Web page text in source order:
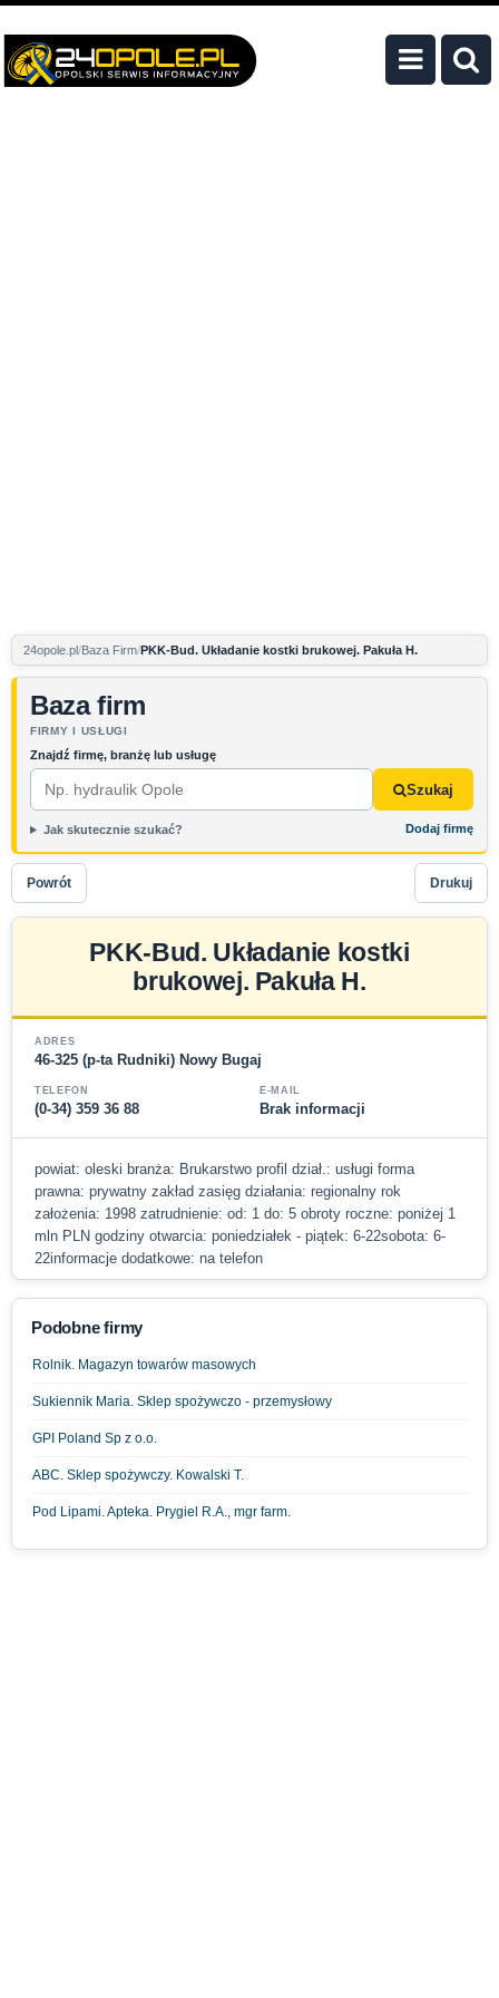
24opole.pl Baza Firm PKK-Bud. Układanie kostki brukowej. Pakuła H.
Baza firm
FIRMY I USŁUGI
Znajdź firmę, branżę lub usługę
Szukaj
Jak skutecznie szukać? Dodaj firmę
Powrót Drukuj
PKK-Bud. Układanie kostki
brukowej. Pakuła H.
ADRES
46-325 (p-ta Rudniki) Nowy Bugaj
TELEFON
(0-34) 359 36 88
E-MAIL
Brak informacji
powiat: oleski branża: Brukarstwo profil dział.: usługi forma
prawna: prywatny zakład zasięg działania: regionalny rok
założenia: 1998 zatrudnienie: od: 1 do: 5 obroty roczne: poniżej 1
mln PLN godziny otwarcia: poniedziałek - piątek: 6-22sobota: 6-
22informacje dodatkowe: na telefon
Podobne firmy
Rolnik. Magazyn towarów masowych
Sukiennik Maria. Sklep spożywczo - przemysłowy
GPI Poland Sp z o.o.
ABC. Sklep spożywczy. Kowalski T.
Pod Lipami. Apteka. Prygiel R.A., mgr farm.